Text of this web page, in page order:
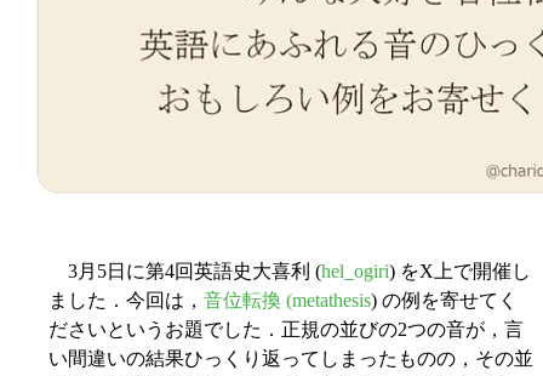
3月5日に第4回英語史大喜利 (hel_ogiri) をX上で開催し
ました．今回は， 音位転換 (metathesis) の例を寄せてく
ださいというお題でした．正規の並びの2つの音が，言
い間違いの結果ひっくり返ってしまったものの，その並